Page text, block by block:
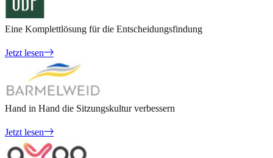
Eine Komplettlösung für die Entscheidungsfindung
Jetzt lesen
Hand in Hand die Sitzungskultur verbessern
Jetzt lesen